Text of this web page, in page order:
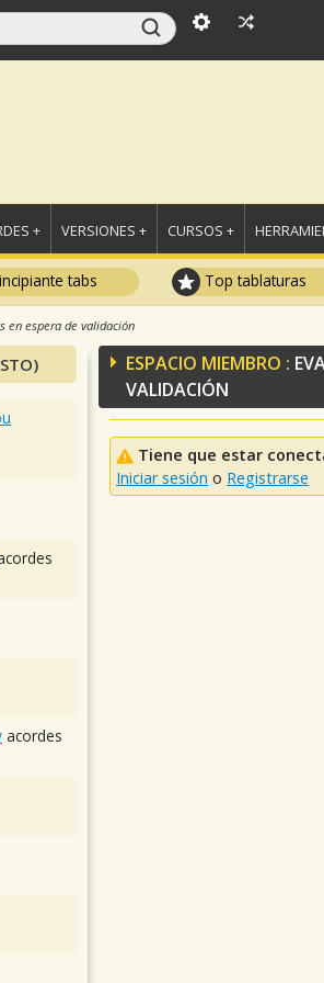
+ VERSIONES + CURSOS +
tabs Top tablaturas
en espera de validación
ESPACIO MIEMBRO :
VALIDACIÓN
Tiene que estar
Iniciar sesión o Registrarse
acordes